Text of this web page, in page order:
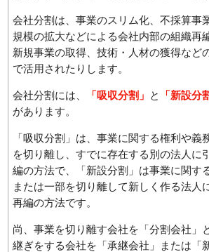
会社分割は、事業のスリム化、不採算事
規模の拡大などによる会社内部の組織再
新規事業の取得、技術・人材の獲得など
で活用されたりします。
会社分割には、 「吸収分割」 と 「新設分
があります。
「吸収分割」は、事業に関する権利や義
を切り離し、すでに存在する別の法人に
編の方法で、「新設分割」は事業に関す
または一部を切り離して新しく作る法人
再編の方法です。
尚、事業を切り離す会社を「分割会社」
継ぎをする会社を「承継会社」または「